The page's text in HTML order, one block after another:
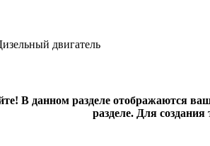
двигатель
В данном разделе отображаются
разделе. Для